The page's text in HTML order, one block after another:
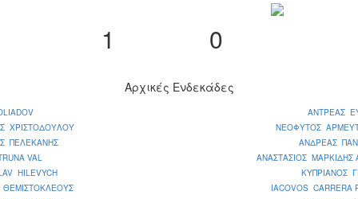
1
0
Αρχικές Ενδεκάδες
ΧΡΙΣΤΟΔΟΥΛΟΥ
ΠΕΛΕΚΑΝΗΣ
VAL
HILEVYCH
ΘΕΜΙΣΤΟΚΛΕΟΥΣ
ΑΝΤΡΕΑΣ
ΝΕΟΦΥΤΟΣ
ΑΝΔΡΕΑΣ
ΑΝΑΣΤΑΣΙΟΣ ΜΑΡΚΙΔΗΣ
ΚΥΠΡΙΑΝΟΣ
IACOVOS CARRERA